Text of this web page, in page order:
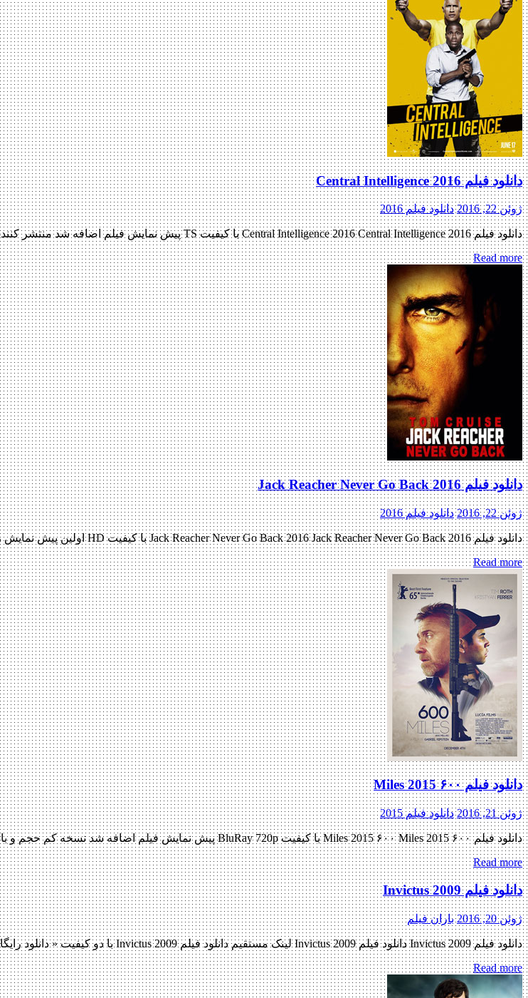
دانلود فیلم Central Intelligence 2016
ژوئن 22, 2016 دانلود فیلم 2016
دانلود فیلم Central Intelligence 2016 Central Intelligence 2016 با کیفیت TS پیش نمایش فیلم اضافه شد منتشر کننده فایل: ژانر : کمدی , اکشن , جنایی ۷٫۱/۱۰ از ۳,۸۶۸ رای مدت زمان : ۱۰۲ دقیقه […]
Read more
دانلود فیلم Jack Reacher Never Go Back 2016
ژوئن 22, 2016 دانلود فیلم 2016
دانلود فیلم Jack Reacher Never Go Back 2016 Jack Reacher Never Go Back 2016 با کیفیت HD اولین پیش نمایش رسمی فیلم اضافه شد منتشر کننده فایل: ژانر : اکشن , جنایی , غم انگیز […]
Read more
دانلود فیلم ۶۰۰ Miles 2015
ژوئن 21, 2016 دانلود فیلم 2015
دانلود فیلم ۶۰۰ Miles 2015 ۶۰۰ Miles 2015 با کیفیت BluRay 720p پیش نمایش فیلم اضافه شد نسخه کم حجم و با کیفیت x265 اضافه شد کیفیت ۴۸۰p اضافه شد کیفیت ۱۰۸۰p به زودی منتشر […]
Read more
دانلود فیلم Invictus 2009
ژوئن 20, 2016 باران فیلم
دانلود فیلم Invictus 2009 دانلود فیلم Invictus 2009 لینک مستقیم دانلود فیلم Invictus 2009 با دو کیفیت « دانلود رایگان با لینک مستقیم از هستی دانلود » (BluRay 720p / BluRay 1080p) تاریخ اکران : […]
Read more